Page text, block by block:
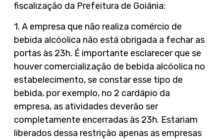
fiscalização da Prefeitura de Goiânia:
1. A empresa que não realiza comércio de
bebida alcóolica não está obrigada a fechar as
portas às 23h. É importante esclarecer que se
houver comercialização de bebida alcóolica no
estabelecimento, se constar esse tipo de
bebida, por exemplo, no 2 cardápio da
empresa, as atividades deverão ser
completamente encerradas às 23h. Estariam
liberados dessa restrição apenas as empresas